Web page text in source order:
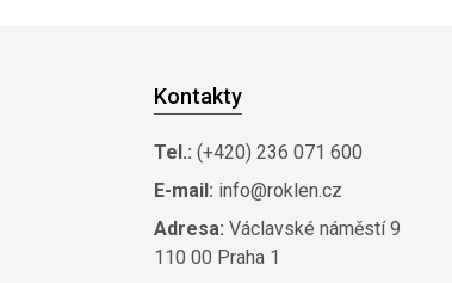
Kontakty
Tel.: (+420) 236 071 600
E-mail: info@roklen.cz
Adresa: Václavské náměstí 9
110 00 Praha 1